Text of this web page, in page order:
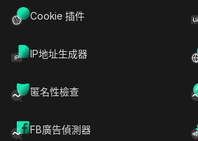
Cookie 插件
IP地址生成器
匿名性檢查
FB廣告偵測器
往任何時候都更容易。您可以查看
尋找全職職業、副業，還是只是尋
作的機會。在線賺錢提供靈活性、
博客中，我們將探討 10 種在線賺錢
。此外，還列出了如何安全有效地